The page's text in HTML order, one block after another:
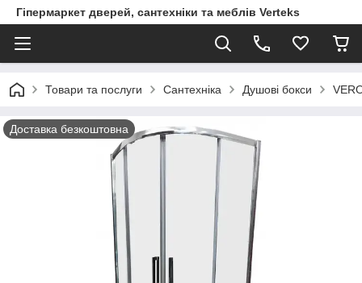
Гіпермаркет дверей, сантехніки та меблів Verteks
Товари та послуги Сантехніка Душові бокси
Доставка безкоштовна